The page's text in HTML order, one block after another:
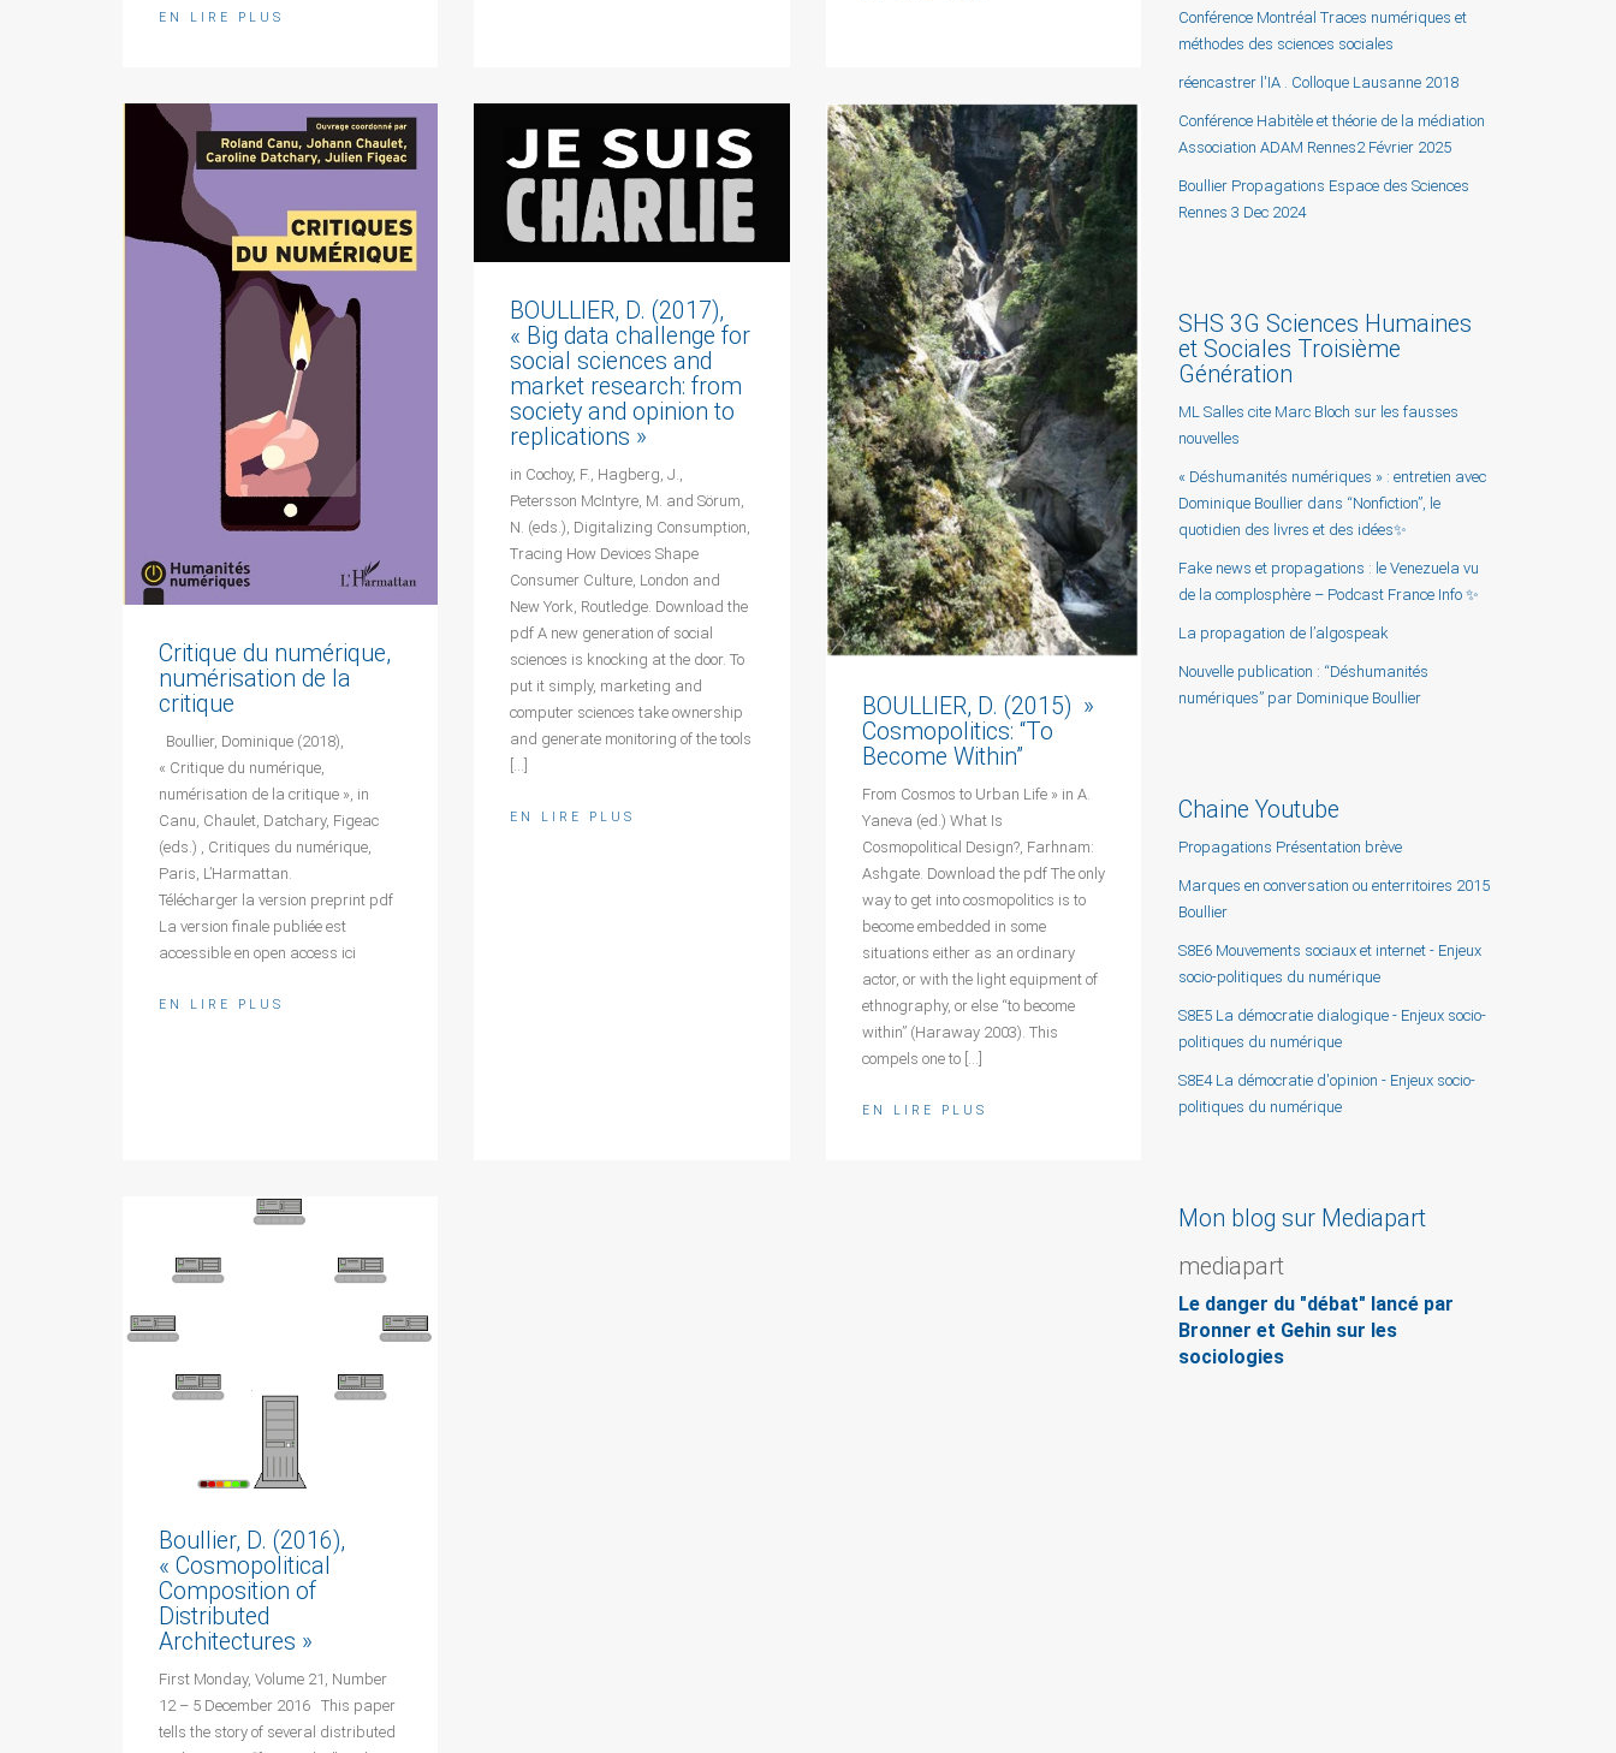
EN LIRE PLUS
Critique du numérique,
numérisation de la
critique
Boullier, Dominique (2018),
« Critique du numérique,
numérisation de la critique », in
Canu, Chaulet, Datchary, Figeac
(eds.) , Critiques du numérique,
Paris, L’Harmattan.
Télécharger la version preprint pdf
La version finale publiée est
accessible en open access ici
EN LIRE PLUS
BOULLIER, D. (2017),
« Big data challenge for
social sciences and
market research: from
society and opinion to
replications »
in Cochoy, F., Hagberg, J.,
Petersson McIntyre, M. and Sörum,
N. (eds.), Digitalizing Consumption,
Tracing How Devices Shape
Consumer Culture, London and
New York, Routledge. Download the
pdf A new generation of social
sciences is knocking at the door. To
put it simply, marketing and
computer sciences take ownership
and generate monitoring of the tools
[…]
EN LIRE PLUS
BOULLIER, D. (2015) »
Cosmopolitics: “To
Become Within”
From Cosmos to Urban Life » in A.
Yaneva (ed.) What Is
Cosmopolitical Design?, Farhnam:
Ashgate. Download the pdf The only
way to get into cosmopolitics is to
become embedded in some
situations either as an ordinary
actor, or with the light equipment of
ethnography, or else “to become
within” (Haraway 2003). This
compels one to […]
EN LIRE PLUS
Boullier, D. (2016),
« Cosmopolitical
Composition of
Distributed
Architectures »
First Monday, Volume 21, Number
12 – 5 December 2016 This paper
tells the story of several distributed
Conférence Montréal Traces numériques et
méthodes des sciences sociales
réencastrer l'IA . Colloque Lausanne 2018
Conférence Habitèle et théorie de la médiation
Association ADAM Rennes2 Février 2025
Boullier Propagations Espace des Sciences
Rennes 3 Dec 2024
SHS 3G Sciences Humaines
et Sociales Troisième
Génération
ML Salles cite Marc Bloch sur les fausses
nouvelles
« Déshumanités numériques » : entretien avec
Dominique Boullier dans “Nonfiction”, le
quotidien des livres et des idées✨
Fake news et propagations : le Venezuela vu
de la complosphère – Podcast France Info ✨
La propagation de l’algospeak
Nouvelle publication : “Déshumanités
numériques” par Dominique Boullier
Chaine Youtube
Propagations Présentation brève
Marques en conversation ou enterritoires 2015
Boullier
S8E6 Mouvements sociaux et internet - Enjeux
socio-politiques du numérique
S8E5 La démocratie dialogique - Enjeux socio-
politiques du numérique
S8E4 La démocratie d'opinion - Enjeux socio-
politiques du numérique
Mon blog sur Mediapart
mediapart
Le danger du "débat" lancé par
Bronner et Gehin sur les
sociologies